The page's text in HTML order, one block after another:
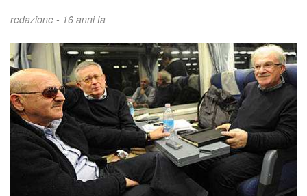
redazione - 16 anni fa